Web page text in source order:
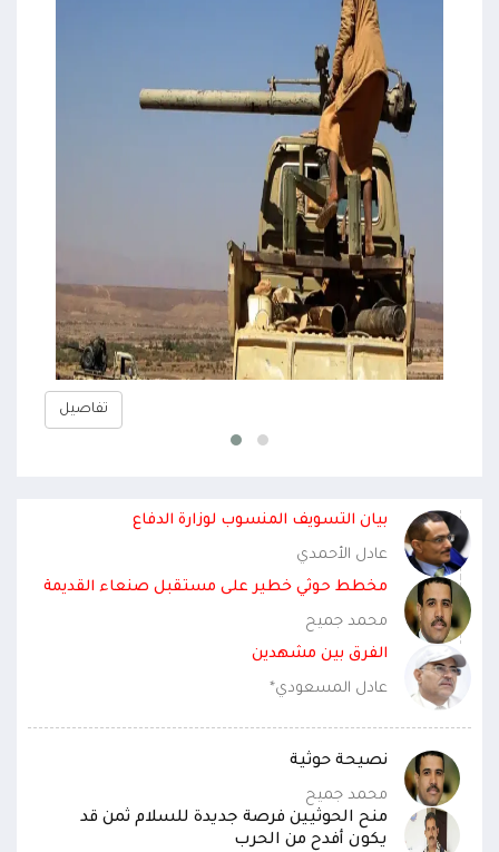
تفاصيل
بيان التسويف المنسوب لوزارة الدفاع
عادل الأحمدي
مخطط حوثي خطير على مستقبل صنعاء القديمة
محمد جميح
الفرق بين مشهدين
عادل المسعودي*
نصيحة حوثية
محمد جميح
منح الحوثيين فرصة جديدة للسلام ثمن قد
يكون أفدح من الحرب